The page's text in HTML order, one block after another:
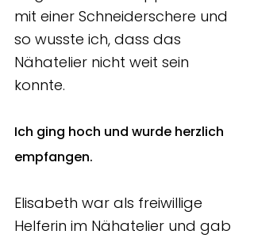
mit einer Schneiderschere und
so wusste ich, dass das
Nähatelier nicht weit sein
konnte.
Ich ging hoch und wurde herzlich
empfangen.
Elisabeth war als freiwillige
Helferin im Nähatelier und gab